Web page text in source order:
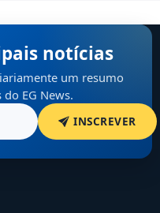
notícias
um resumo
EG News.
INSCREVER